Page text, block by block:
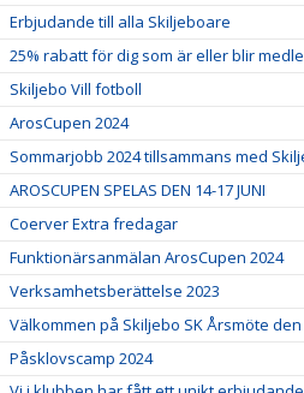
Erbjudande till alla Skiljeboare
25% rabatt för dig som är eller blir
Skiljebo Vill fotboll
ArosCupen 2024
Sommarjobb 2024 tillsammans med
AROSCUPEN SPELAS DEN 14-17 JUNI
Coerver Extra fredagar
Funktionärsanmälan ArosCupen 2024
Verksamhetsberättelse 2023
Välkommen på Skiljebo SK Årsmöte den
Påsklovscamp 2024